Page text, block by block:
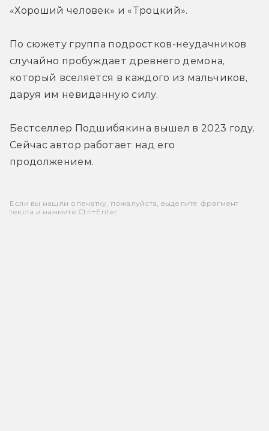
«Хороший человек» и «Троцкий».
По сюжету группа подростков-неудачников
случайно пробуждает древнего демона,
который вселяется в каждого из мальчиков,
даруя им невиданную силу.
Бестселлер Подшибякина вышел в 2023 году.
Сейчас автор работает над его
продолжением.
Если вы нашли опечатку, пожалуйста, выделите фрагмент
текста и нажмите Ctrl+Enter.